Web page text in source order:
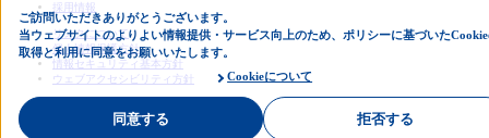
採用情報
リンクについて
個人情報保護方針
情報セキュリティ基本方針
ウェブアクセシビリティ方針
ご訪問いただきありがとうございます。
当ウェブサイトのよりよい情報提供・サービス向上のため、ポリシーに基づいた
取得と利用に同意をお願いいたします。
Cookieについて
同意する 拒否する